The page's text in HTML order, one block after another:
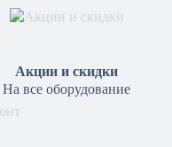
Акции и скидки
На все оборудование